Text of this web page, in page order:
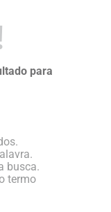
para
busca.
termo